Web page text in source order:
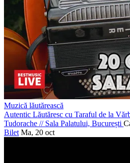
Muzică lăutărească
Autentic Lăutăresc cu Taraful de la
Tudorache //Sala Palatului, București
Bilet Ma, 20 oct